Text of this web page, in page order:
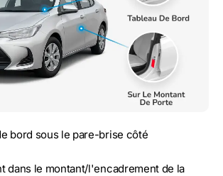
bord sous le pare-brise côté
dans le montant/l'encadrement de la